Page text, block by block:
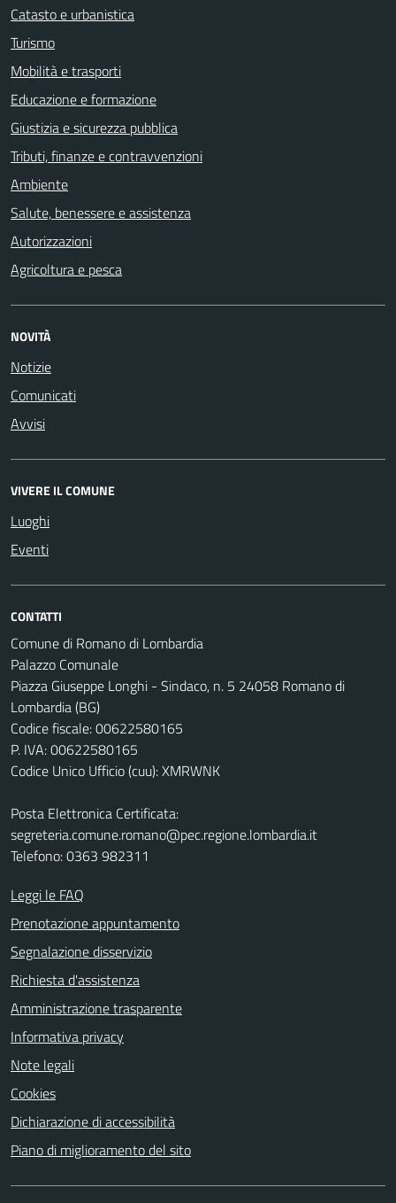
Catasto e urbanistica
Turismo
Mobilità e trasporti
Educazione e formazione
Giustizia e sicurezza pubblica
Tributi, finanze e contravvenzioni
Ambiente
Salute, benessere e assistenza
Autorizzazioni
Agricoltura e pesca
NOVITÀ
Notizie
Comunicati
Avvisi
VIVERE IL COMUNE
Luoghi
Eventi
CONTATTI
Comune di Romano di Lombardia
Palazzo Comunale
Piazza Giuseppe Longhi - Sindaco, n. 5 24058 Romano di
Lombardia (BG)
Codice fiscale: 00622580165
P. IVA: 00622580165
Codice Unico Ufficio (cuu): XMRWNK
Posta Elettronica Certificata:
segreteria.comune.romano@pec.regione.lombardia.it
Telefono: 0363 982311
Leggi le FAQ
Prenotazione appuntamento
Segnalazione disservizio
Richiesta d'assistenza
Amministrazione trasparente
Informativa privacy
Note legali
Cookies
Dichiarazione di accessibilità
Piano di miglioramento del sito